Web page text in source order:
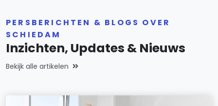
PERSBERICHTEN & BLOGS OVER
SCHIEDAM
Inzichten, Updates & Nieuws
Bekijk alle artikelen